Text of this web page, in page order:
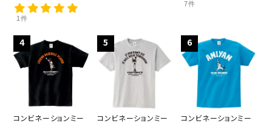
1件
7件
4
コンビネーションミー
5
コンビネーションミー
6
コンビネーションミー